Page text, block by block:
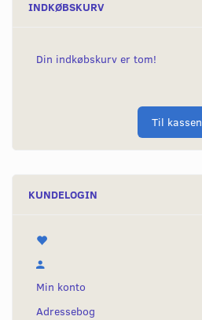
INDKØBSKURV
Din indkøbskurv er tom!
Til kassen
KUNDELOGIN
Min konto
Adressebog